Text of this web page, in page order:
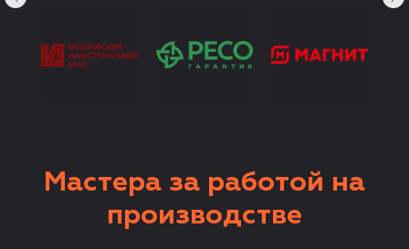
Мастера за работой на
производстве